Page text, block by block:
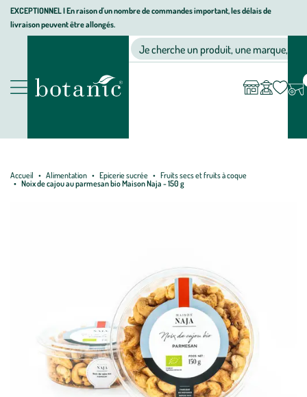
Aller
Aller
au
Aller
au
page
EXCEPTIONNEL I En raison d'un nombre de commandes important, les délais de
livraison peuvent être allongés.
Nos produits
Jardinerie écologique, animalerie, décoration, alimentation bio
Je cherche un produit, une marque, un
compte
Accueil Alimentation Epicerie sucrée
Fruits secs et fruits à coque
Noix de cajou au parmesan bio Maison Naja - 150 g